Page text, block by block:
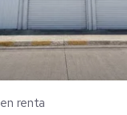
en renta